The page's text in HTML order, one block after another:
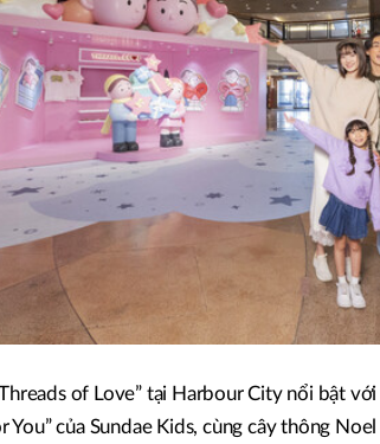
of Love” tại Harbour City nổi bật
You” của Sundae Kids, cùng cây thông